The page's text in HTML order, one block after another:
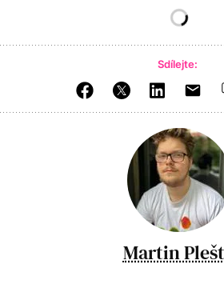
Sdílejte:
Martin